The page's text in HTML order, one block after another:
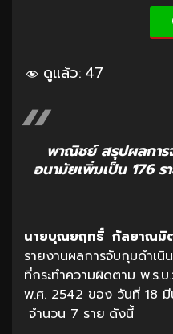
ดูแล้ว: 47
พาณิชย์ สรุปผลการ
อนามัยเพิ่มเป็น 176 ร
นายบุณยฤทธิ์ กัลยาณมิ
รายงานผลการจับกุมดำเ
ที่กระทำความผิดตาม พ.ร.
พ.ศ. 2542 ของ วันที่ 18
จำนวน 7 ราย ดังนี้